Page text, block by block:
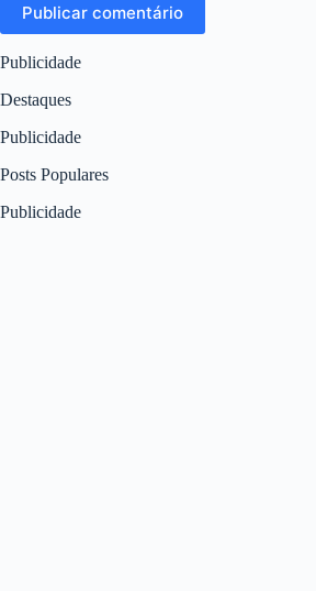
Publicar comentário
Publicidade
Destaques
Publicidade
Posts Populares
Publicidade